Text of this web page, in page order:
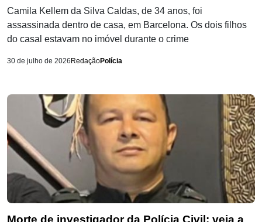
Camila Kellem da Silva Caldas, de 34 anos, foi
assassinada dentro de casa, em Barcelona. Os dois filhos
do casal estavam no imóvel durante o crime
30 de julho de 2026 RedaçãoPolícia
Morte de investigador da Polícia Civil: veja a